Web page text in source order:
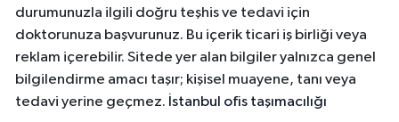
durumunuzla ilgili doğru teşhis ve tedavi için
doktorunuza başvurunuz. Bu içerik ticari iş birliği veya
reklam içerebilir. Sitede yer alan bilgiler yalnızca genel
bilgilendirme amacı taşır; kişisel muayene, tanı veya
tedavi yerine geçmez. İstanbul ofis taşımacılığı